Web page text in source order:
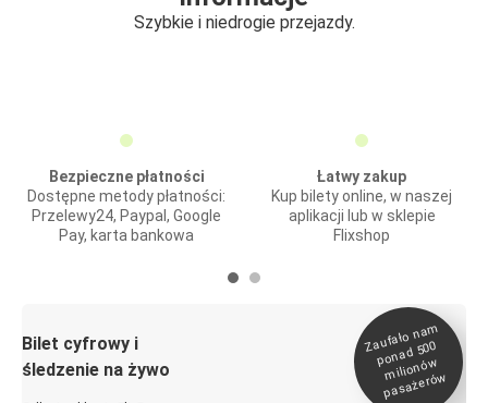
Szybkie i niedrogie przejazdy.
Bezpieczne płatności
Dostępne metody płatności:
Przelewy24, Paypal, Google
Pay, karta bankowa
Łatwy zakup
Kup bilety online, w naszej
aplikacji lub w sklepie
Flixshop
Bilet cyfrowy i
śledzenie na żywo
Zaufało na
m
ponad 500
milionó
w
pasażeró
w